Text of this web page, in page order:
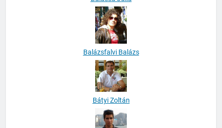
Balassa Júlia
Balázsfalvi Balázs
Bátyi Zoltán